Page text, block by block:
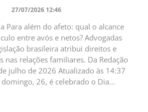
27/07/2026 12:46
Para além do afeto: qual o alcance
entre avós e netos? Advogadas
brasileira atribui direitos e
nas relações familiares. Da Redação
julho de 2026 Atualizado às 14:37
26, é celebrado o Dia...